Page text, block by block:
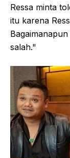
Ressa minta
itu karena
salah."